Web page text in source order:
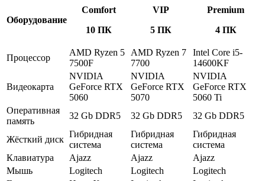
Оборудование
Comfort
10 ПК
VIP
5 ПК
Premium
4 ПК
Процессор
AMD Ryzen 5
7500F
AMD Ryzen 7
7700
Intel Core i5-
14600KF
Видеокарта
NVIDIA
GeForce RTX
5060
NVIDIA
GeForce RTX
5070
NVIDIA
GeForce RTX
5060 Ti
Оперативная
память
32 Gb DDR5 32 Gb DDR5 32 Gb DDR5
Жёсткий диск
Гибридная
система
Гибридная
система
Гибридная
система
Клавиатура
Ajazz Ajazz
Ajazz
Мышь
Logitech Logitech
Logitech